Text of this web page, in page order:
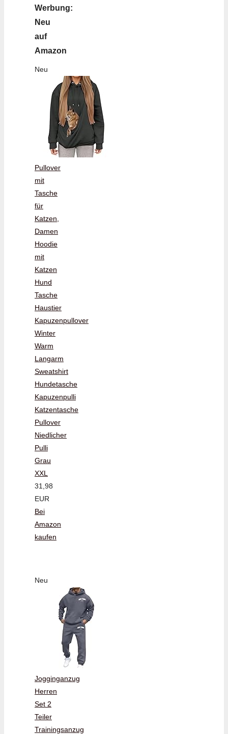
Werbung:
Neu
auf
Amazon
Neu
Pullover
mit
Tasche
für
Katzen,
Damen
Hoodie
mit
Katzen
Hund
Tasche
Haustier
Kapuzenpullover
Winter
Warm
Langarm
Sweatshirt
Hundetasche
Kapuzenpulli
Katzentasche
Pullover
Niedlicher
Pulli
Grau
XXL
31,98
EUR
Bei
Amazon
kaufen
Neu
Jogginganzug
Herren
Set 2
Teiler
Trainingsanzug